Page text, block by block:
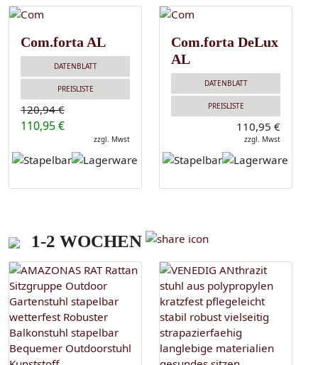
Com.forta AL
DATENBLATT
PREISLISTE
120,94 €
110,95 €
zzgl. Mwst
Com.forta DeLux
AL
DATENBLATT
PREISLISTE
110,95 €
zzgl. Mwst
1-2 WOCHEN